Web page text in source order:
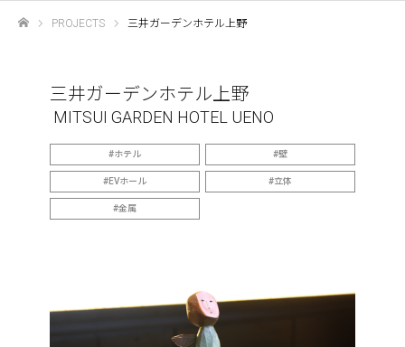
PROJECTS 三井ガーデンホテル上野
三井ガーデンホテル上野
MITSUI GARDEN HOTEL UENO
ホテル 壁
EVホール 立体
金属